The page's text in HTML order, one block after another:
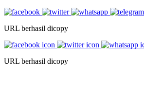
URL berhasil dicopy
URL berhasil dicopy